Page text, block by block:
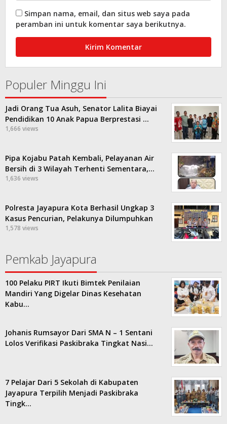
Simpan nama, email, dan situs web saya pada
peramban ini untuk komentar saya berikutnya.
Populer Minggu Ini
Jadi Orang Tua Asuh, Senator Lalita Biayai
Pendidikan 10 Anak Papua Berprestasi …
1,666 views
Pipa Kojabu Patah Kembali, Pelayanan Air
Bersih di 3 Wilayah Terhenti Sementara,…
1,636 views
Polresta Jayapura Kota Berhasil Ungkap 3
Kasus Pencurian, Pelakunya Dilumpuhkan
1,578 views
Pemkab Jayapura
100 Pelaku PIRT Ikuti Bimtek Penilaian
Mandiri Yang Digelar Dinas Kesehatan
Kabu…
Johanis Rumsayor Dari SMA N – 1 Sentani
Lolos Verifikasi Paskibraka Tingkat Nasi…
7 Pelajar Dari 5 Sekolah di Kabupaten
Jayapura Terpilih Menjadi Paskibraka
Tingk…